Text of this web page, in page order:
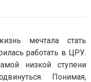
мечтала стать
работать в ЦРУ.
низкой ступени
Понимая,